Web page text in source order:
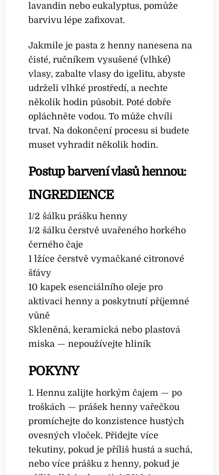
lavandin nebo eukalyptus, pomůže
barvivu lépe zafixovat.
Jakmile je pasta z henny nanesena na
čisté, ručníkem vysušené (vlhké)
vlasy, zabalte vlasy do igelitu, abyste
udrželi vlhké prostředí, a nechte
několik hodin působit. Poté dobře
opláchněte vodou. To může chvíli
trvat. Na dokončení procesu si budete
muset vyhradit několik hodin.
Postup barvení vlasů hennou:
INGREDIENCE
1/2 šálku prášku henny
1/2 šálku čerstvě uvařeného horkého
černého čaje
1 lžíce čerstvě vymačkané citronové
šťávy
10 kapek esenciálního oleje pro
aktivaci henny a poskytnutí příjemné
vůně
Skleněná, keramická nebo plastová
miska — nepoužívejte hliník
POKYNY
1. Hennu zalijte horkým čajem — po
troškách — prášek henny vařečkou
promíchejte do konzistence hustých
ovesných vloček. Přidejte více
tekutiny, pokud je příliš hustá a suchá,
nebo více prášku z henny, pokud je